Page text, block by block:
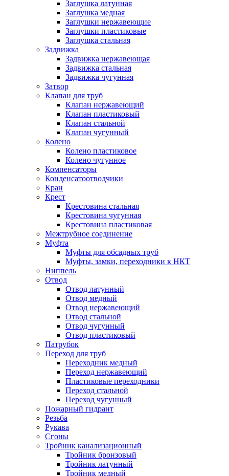
Заглушка латунная
Заглушка медная
Заглушки нержавеющие
Заглушки пластиковые
Заглушка стальная
Задвижка
Задвижка нержавеющая
Задвижка стальная
Задвижка чугунная
Затвор
Клапан для труб
Клапан нержавеющий
Клапан пластиковый
Клапан стальной
Клапан чугунный
Колено
Колено пластиковое
Колено чугунное
Компенсаторы
Конденсатоотводчики
Кран
Крест
Крестовина стальная
Крестовина чугунная
Крестовина пластиковая
Межтрубное соединение
Муфта
Муфты для обсадных труб
Муфты, замки, переходники к НКТ
Ниппель
Отвод
Отвод латунный
Отвод медный
Отвод нержавеющий
Отвод стальной
Отвод чугунный
Отвод пластиковый
Патрубок
Переход для труб
Переходник медный
Переход нержавеющий
Пластиковые переходники
Переход стальной
Переход чугунный
Пожарный гидрант
Резьба
Рукава
Сгоны
Тройник канализационный
Тройник бронзовый
Тройник латунный
Тройник медный